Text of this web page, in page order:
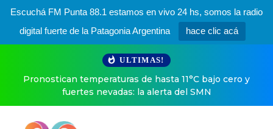
Escuchá FM Punta 88.1 estamos en vivo 24 hs, somos la radio
digital fuerte de la Patagonia Argentina
hace clic acá
ULTIMAS!
de hasta 11°C bajo cero y
nevadas: la alerta del SMN
Experiencia
up: referentes del